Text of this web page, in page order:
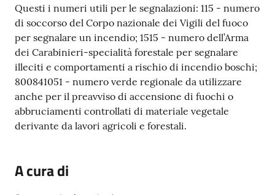
Questi i numeri utili per le segnalazioni: 115 - numero
di soccorso del Corpo nazionale dei Vigili del fuoco
per segnalare un incendio; 1515 - numero dell’Arma
dei Carabinieri-specialità forestale per segnalare
illeciti e comportamenti a rischio di incendio boschi;
800841051 - numero verde regionale da utilizzare
anche per il preavviso di accensione di fuochi o
abbruciamenti controllati di materiale vegetale
derivante da lavori agricoli e forestali.
A cura di